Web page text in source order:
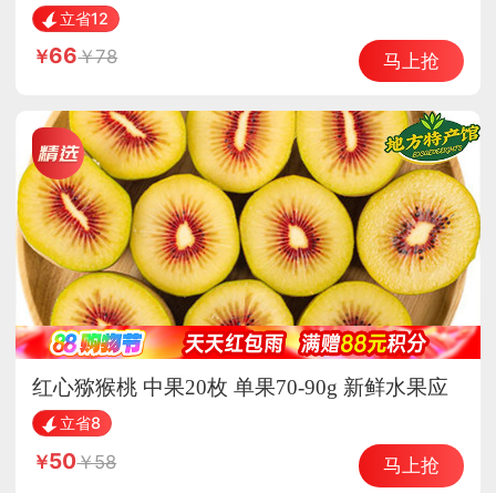
开袋加热即食
立省12
66 78 马上抢
红心猕猴桃 中果20枚 单果70-90g 新鲜水果应
当季现摘
立省8
50 58 马上抢